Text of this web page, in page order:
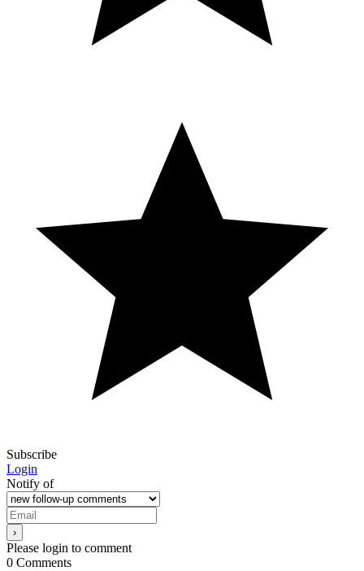
Subscribe
Login
Notify of
Please login to comment
0 Comments